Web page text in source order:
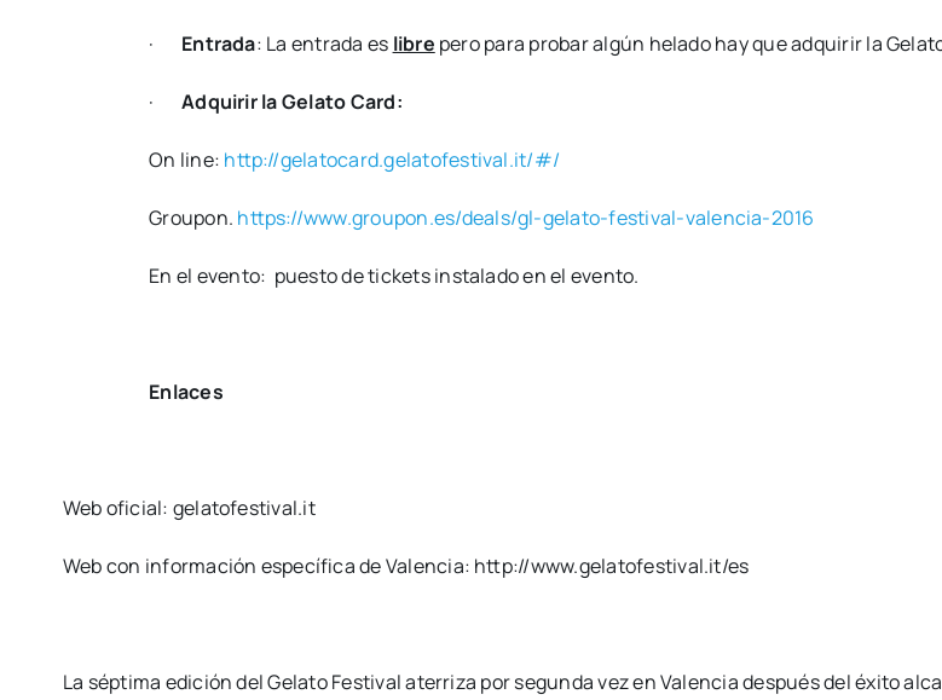
· Entra­da: La entra­da es libre pero para pro­bar algún hela­do hay que adqui­rir la
·Adqui­rir la Gela­to Card:
On line: http://gelatocard.gelatofestival.it/#/
Grou­pon. https://www.groupon.es/deals/gl-gelato-festival-valencia-2016
En el even­to: pues­to de tic­kets ins­ta­la­do en el even­to.
Enla­ces
Web ofi­cial: gelatofestival.it
Web con infor­ma­ción espe­cí­fi­ca de Valen­cia: http://www.gelatofestival.it/es
La sép­ti­ma edi­ción del Gela­to Fes­ti­val ate­rri­za por segun­da vez en Valen­cia des­pués del éxi­to